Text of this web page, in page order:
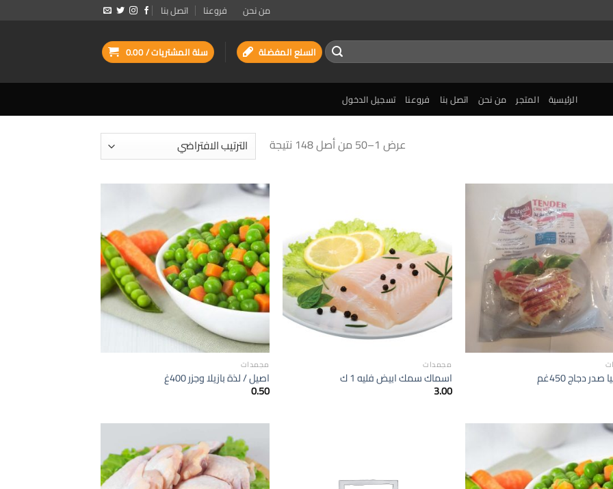
من نحن فروعنا اتصل بنا
السلع المفضلة سلة المشتريات /0.00
الرئيسية المتجر من نحن اتصل بنا فروعنا تسجيل الدخول
عرض 1–50 من أصل 148 نتيجة
دجاج 450غم
المفضلة
مجمدات
اسماك سمك ابيض فليه 1 ك
3.00
الى
المفضلة
مجمدات
اصيل / لذة بازيلا وجزر 400غ
0.50
الى
المفضلة
إضافة
الى
المفضلة